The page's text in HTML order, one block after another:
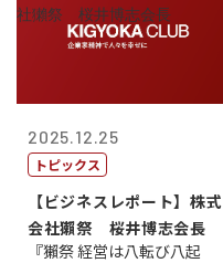
2025.12.25
トピックス
【ビジネスレポート】株式
会社獺祭 桜井博志会長
『獺祭 経営は八転び八起